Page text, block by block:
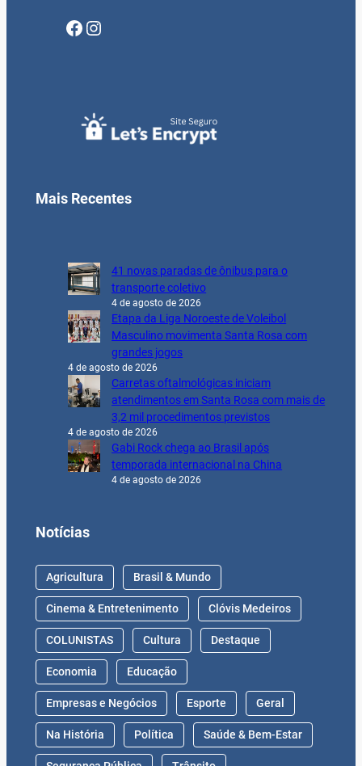
Facebook Instagram
Mais Recentes
41 novas paradas de ônibus para o
transporte coletivo
4 de agosto de 2026
Etapa da Liga Noroeste de Voleibol
Masculino movimenta Santa Rosa com
grandes jogos
4 de agosto de 2026
Carretas oftalmológicas iniciam
atendimentos em Santa Rosa com mais de
3,2 mil procedimentos previstos
4 de agosto de 2026
Gabi Rock chega ao Brasil após
temporada internacional na China
4 de agosto de 2026
Notícias
Agricultura Brasil & Mundo
Cinema & Entretenimento Clóvis Medeiros
COLUNISTAS Cultura Destaque
Economia Educação
Empresas e Negócios Esporte Geral
Na História Política Saúde & Bem-Estar